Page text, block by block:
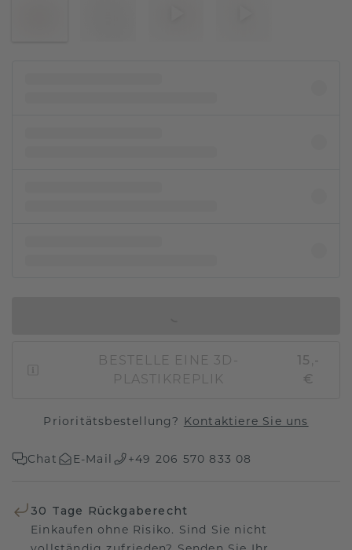
BESTELLE EINE 3D-
PLASTIKREPLIK
15,-
€
Prioritätsbestellung? Kontaktiere Sie uns
Chat E-Mail +49 206 570 833 08
30 Tage Rückgaberecht
Einkaufen ohne Risiko. Sind Sie nicht